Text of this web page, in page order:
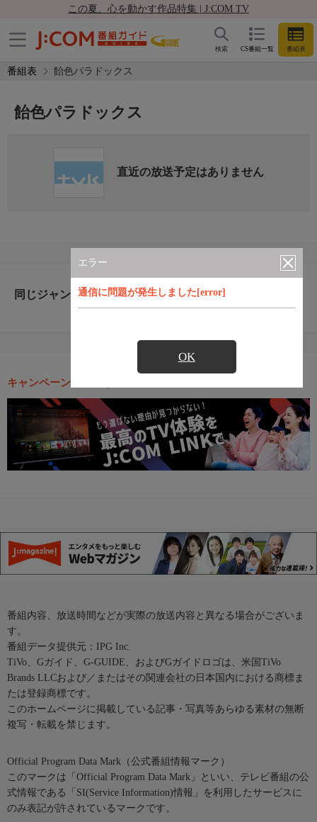
この夏、心を動かす作品特集 | J:COM TV
CS番組一覧 番組表
検索
番組表 飴色パラドックス
エラー
通信に問題が発生しました[error]
OK
飴色パラドックス
直近の放送予定はありません
同じジャンルのおすすめ番組
キャンペーン・お得な情報
番組内容、放送時間などが実際の放送内容と異なる場合がございま
す。
番組データ提供元：IPG Inc.
TiVo、Gガイド、G-GUIDE、およびGガイドロゴは、米国TiVo
Brands LLCおよび／またはその関連会社の日本国内における商標ま
たは登録商標です。
このホームページに掲載している記事・写真等あらゆる素材の無断
複写・転載を禁じます。
Official Program Data Mark（公式番組情報マーク）
このマークは「Official Program Data Mark」といい、テレビ番組の公
式情報である「SI(Service Information)情報」を利用したサービスに
のみ表記が許されているマークです。